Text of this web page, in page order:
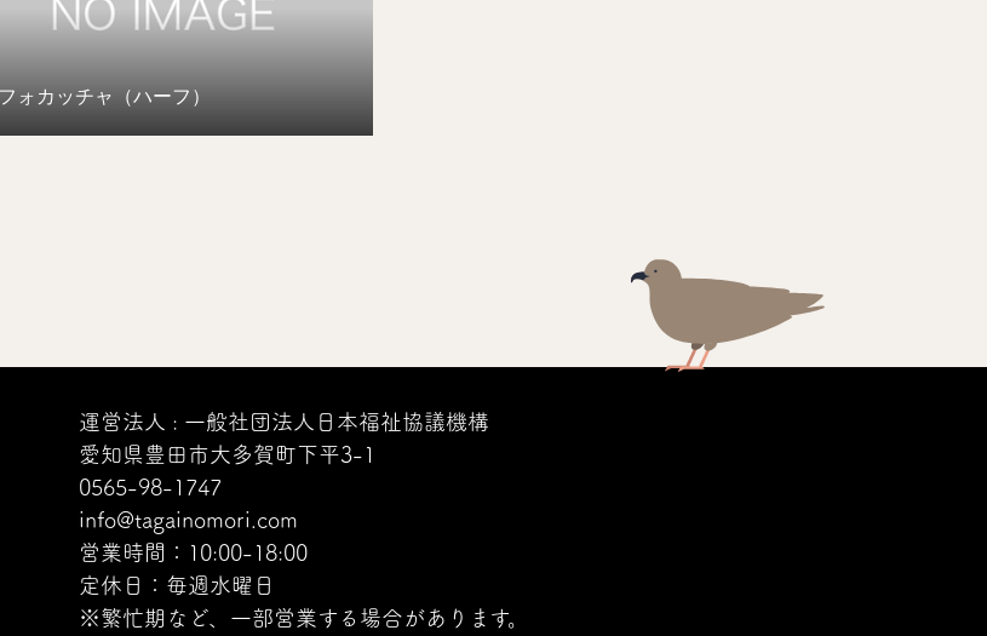
フォカッチャ（ハーフ）
運営法人 : 一般社団法人日本福祉協議機構
愛知県豊田市大多賀町下平3-1
0565-98-1747
info@tagainomori.com
営業時間：10:00-18:00
定休日：毎週水曜日
※繁忙期など、一部営業する場合があります。